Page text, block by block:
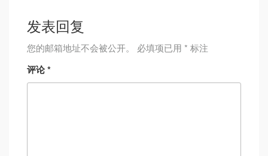
发表回复
您的邮箱地址不会被公开。 必填项已用 * 标注
评论*